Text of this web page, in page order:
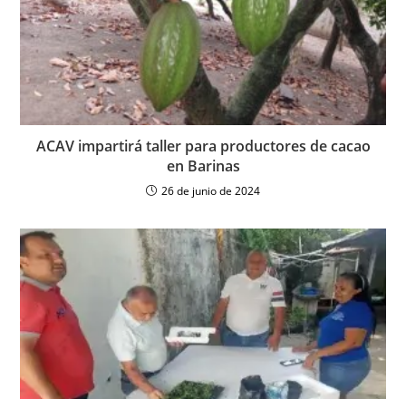
ACAV impartirá taller para productores de cacao
en Barinas
26 de junio de 2024